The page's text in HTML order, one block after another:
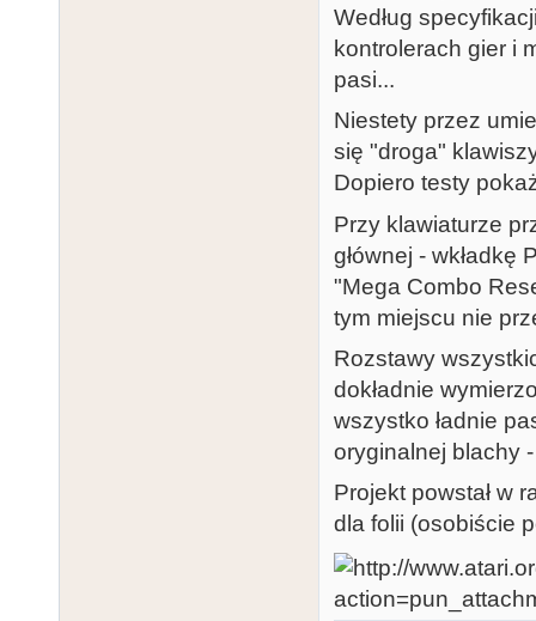
Według
kontrolerach gier i
pasi...
Niestety przez
się "droga"
Dopiero testy
Przy klawiaturze
głównej -
"Mega Combo
tym miejscu nie
Rozstawy
dokładnie
wszystko ładnie
oryginalnej blachy
Projekt powstał w
dla folii (osobiście